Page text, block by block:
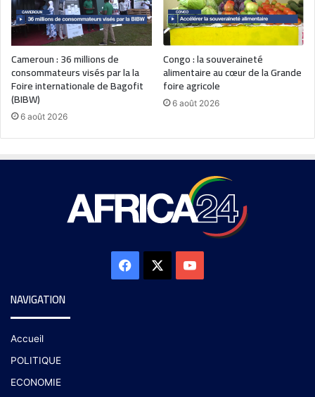
Cameroun : 36 millions de
consommateurs visés par la la
Foire internationale de Bagofit
(BIBW)
6 août 2026
Congo : la souveraineté
alimentaire au cœur de la Grande
foire agricole
6 août 2026
NAVIGATION
Accueil
POLITIQUE
ECONOMIE